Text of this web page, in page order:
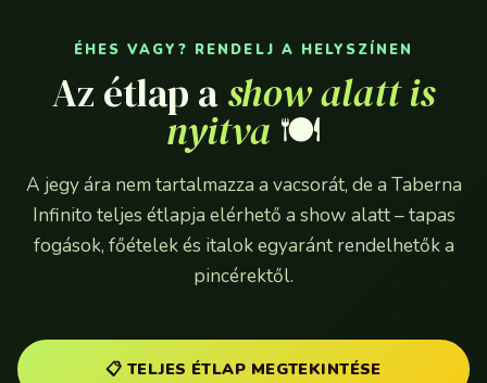
ÉHES VAGY? RENDELJ A HELYSZÍNEN
Az étlap ashow alatt is
nyitva 🍽️
A jegy ára nem tartalmazza a vacsorát, de a Taberna
Infinito teljes étlapja elérhető a show alatt – tapas
fogások, főételek és italok egyaránt rendelhetők a
pincérektől.
📋 TELJES ÉTLAP MEGTEKINTÉSE